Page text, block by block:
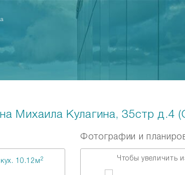
Михаила Кулагина, 35стр д.4
кух. 10.12м 2
Фотографии и
Чтобы увеличить